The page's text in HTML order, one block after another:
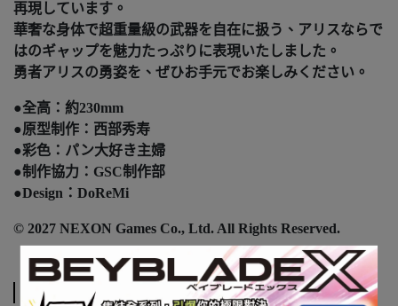
再現しています。
華奢な身体で超重量級の武器を自在に扱う、アリスならで
はのギャップを魅力たっぷりに表現いたしました。
勇者アリスの勇姿を、ぜひお手元でお楽しみください。
●全高：約230mm
●原型制作：西部秀寿
●彩色：パン大好き主婦
●制作協力：GSC制作部
●Design：DoReMi
© 2027 NEXON Games Co., Ltd. All Rights Reserved.
注意事項